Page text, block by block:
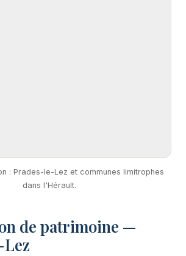
: Prades-le-Lez et communes limitrophes
dans l'Hérault.
de patrimoine —